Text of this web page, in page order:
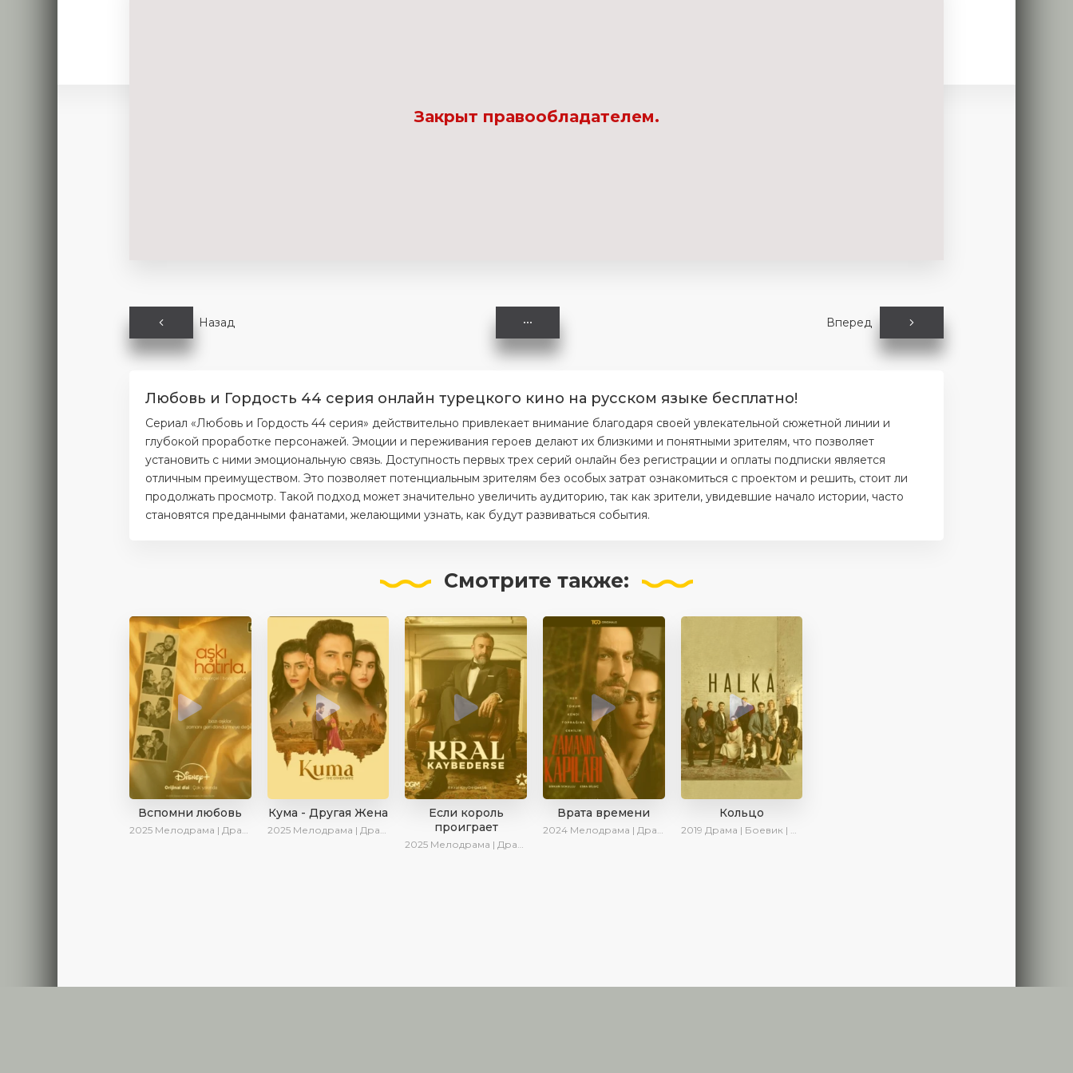
Закрыт правообладателем.
Назад Вперед
Любовь и Гордость 44 серия онлайн турецкого кино на русском языке бесплатно!
Сериал «Любовь и Гордость 44 серия» действительно привлекает внимание благодаря своей увлекательной сюжетной линии и
глубокой проработке персонажей. Эмоции и переживания героев делают их близкими и понятными зрителям, что позволяет
установить с ними эмоциональную связь. Доступность первых трех серий онлайн без регистрации и оплаты подписки является
отличным преимуществом. Это позволяет потенциальным зрителям без особых затрат ознакомиться с проектом и решить, стоит ли
продолжать просмотр. Такой подход может значительно увеличить аудиторию, так как зрители, увидевшие начало истории, часто
становятся преданными фанатами, желающими узнать, как будут развиваться события.
Смотрите также:
Вспомни любовь
2025 Мелодрама | Драма | Детектив | Комедия | Новинки | Сериалы 2025
Кума - Другая Жена
2025 Мелодрама | Драма | Новинки | Сериалы 2025
Если король
проиграет
2025 Мелодрама | Драма | SesDizi | Ирина Котова | AlisaDirilis | Turok1990 | Новинки | Сериалы 2025
Врата времени
2024 Мелодрама | Драма | Сериалы 2024
Кольцо
2019 Драма | Боевик | Криминал